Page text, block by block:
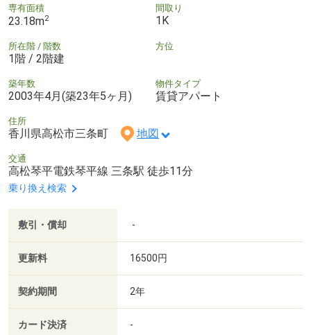
専有面積
23.18m2
間取り
1K
所在階 / 階数
1階 / 2階建
方位
築年数
2003年4月(築23年5ヶ月)
物件タイプ
賃貸アパート
住所
香川県高松市三条町 地図
交通
高松琴平電鉄琴平線 三条駅 徒歩11分
乗り換え検索
敷引・償却 -
更新料 16500円
契約期間 2年
カード決済 -